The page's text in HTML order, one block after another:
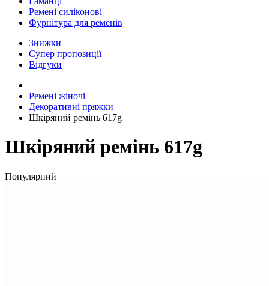
Ремені силіконові
Фурнітура для ременів
Знижки
Супер пропозиції
Відгуки
Ремені жіночі
Декоративні пряжки
Шкіряний ремінь 617g
Шкіряний ремінь 617g
Популярний